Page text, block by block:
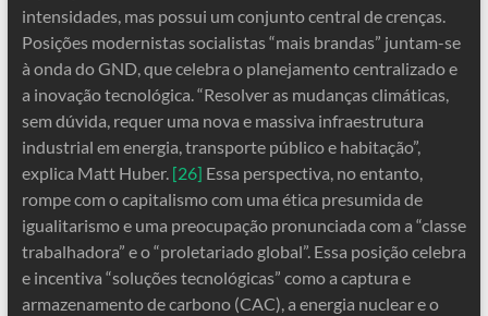
intensidades, mas possui um conjunto central de crenças.
Posições modernistas socialistas “mais brandas” juntam-se
à onda do GND, que celebra o planejamento centralizado e
a inovação tecnológica. “Resolver as mudanças climáticas,
sem dúvida, requer uma nova e massiva infraestrutura
industrial em energia, transporte público e habitação”,
explica Matt Huber. [26] Essa perspectiva, no entanto,
rompe com o capitalismo com uma ética presumida de
igualitarismo e uma preocupação pronunciada com a “classe
trabalhadora” e o “proletariado global”. Essa posição celebra
e incentiva “soluções tecnológicas” como a captura e
armazenamento de carbono (CAC), a energia nuclear e o